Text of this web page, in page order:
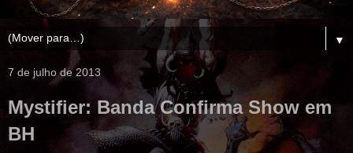
▼
7 de julho de 2013
Mystifier: Banda Confirma Show em
BH